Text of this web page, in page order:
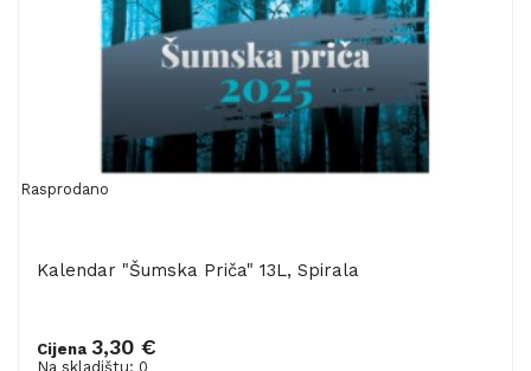
Rasprodano
Kalendar "Šumska Priča" 13L, Spirala
Cijena 3,30 €
Na skladištu: 0